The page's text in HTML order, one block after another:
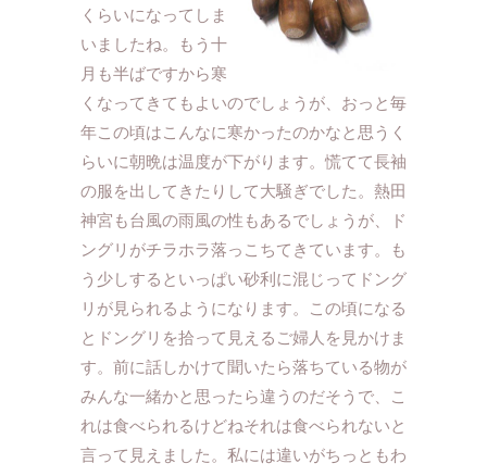
くらいになってしま
いましたね。もう十
月も半ばですから寒
くなってきてもよいのでしょうが、おっと毎
年この頃はこんなに寒かったのかなと思うく
らいに朝晩は温度が下がります。慌てて長袖
の服を出してきたりして大騒ぎでした。熱田
神宮も台風の雨風の性もあるでしょうが、ド
ングリがチラホラ落っこちてきています。も
う少しするといっぱい砂利に混じってドング
リが見られるようになります。この頃になる
とドングリを拾って見えるご婦人を見かけま
す。前に話しかけて聞いたら落ちている物が
みんな一緒かと思ったら違うのだそうで、こ
れは食べられるけどねそれは食べられないと
言って見えました。私には違いがちっともわ